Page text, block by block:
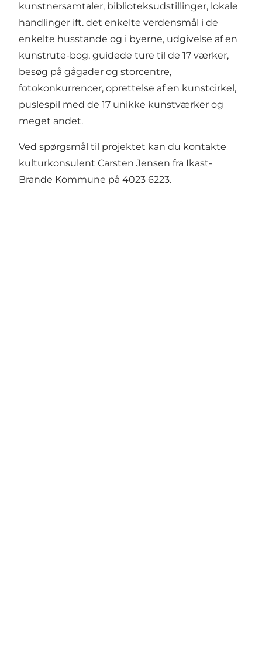
kunstnersamtaler, biblioteksudstillinger, lokale
handlinger ift. det enkelte verdensmål i de
enkelte husstande og i byerne, udgivelse af en
kunstrute-bog, guidede ture til de 17 værker,
besøg på gågader og storcentre,
fotokonkurrencer, oprettelse af en kunstcirkel,
puslespil med de 17 unikke kunstværker og
meget andet.
Ved spørgsmål til projektet kan du kontakte
kulturkonsulent Carsten Jensen fra Ikast-
Brande Kommune på 4023 6223.